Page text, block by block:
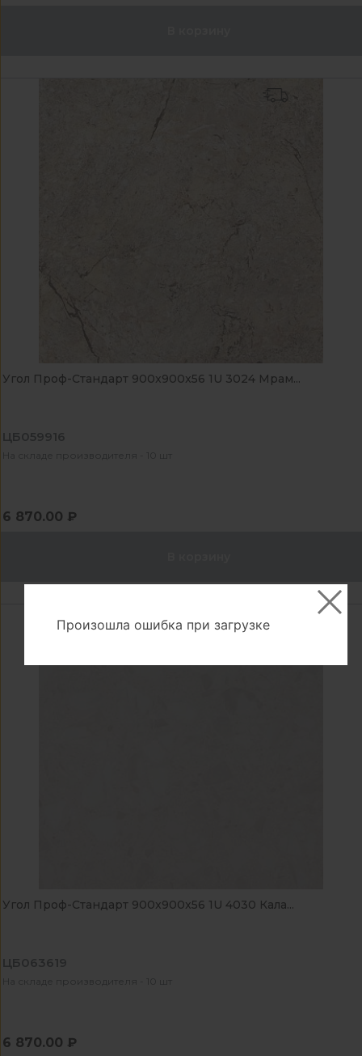
Угол Проф-Стандарт 900x900x56 1U 3024 Мрам...
ЦБ059916
На складе производителя - 10 шт
6 870.00 ₽
Угол Проф-Стандарт 900x900x56 1U 4030 Кала...
ЦБ063619
На складе производителя - 10 шт
6 870.00 ₽
Произошла ошибка при загрузке